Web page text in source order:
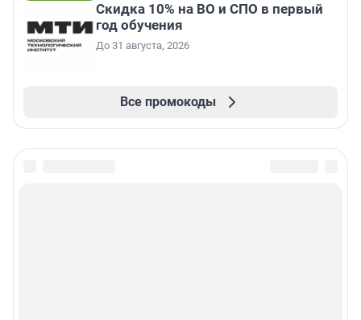
Скидка 10% на ВО и СПО в первый
год обучения
До 31 августа, 2026
Все промокоды